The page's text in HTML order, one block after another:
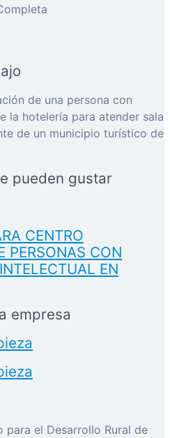
de una persona con
la hotelería para atender sala
de un municipio turístico de
pueden gustar
CENTRO
PERSONAS CON
EN
empresa
el Desarrollo Rural de